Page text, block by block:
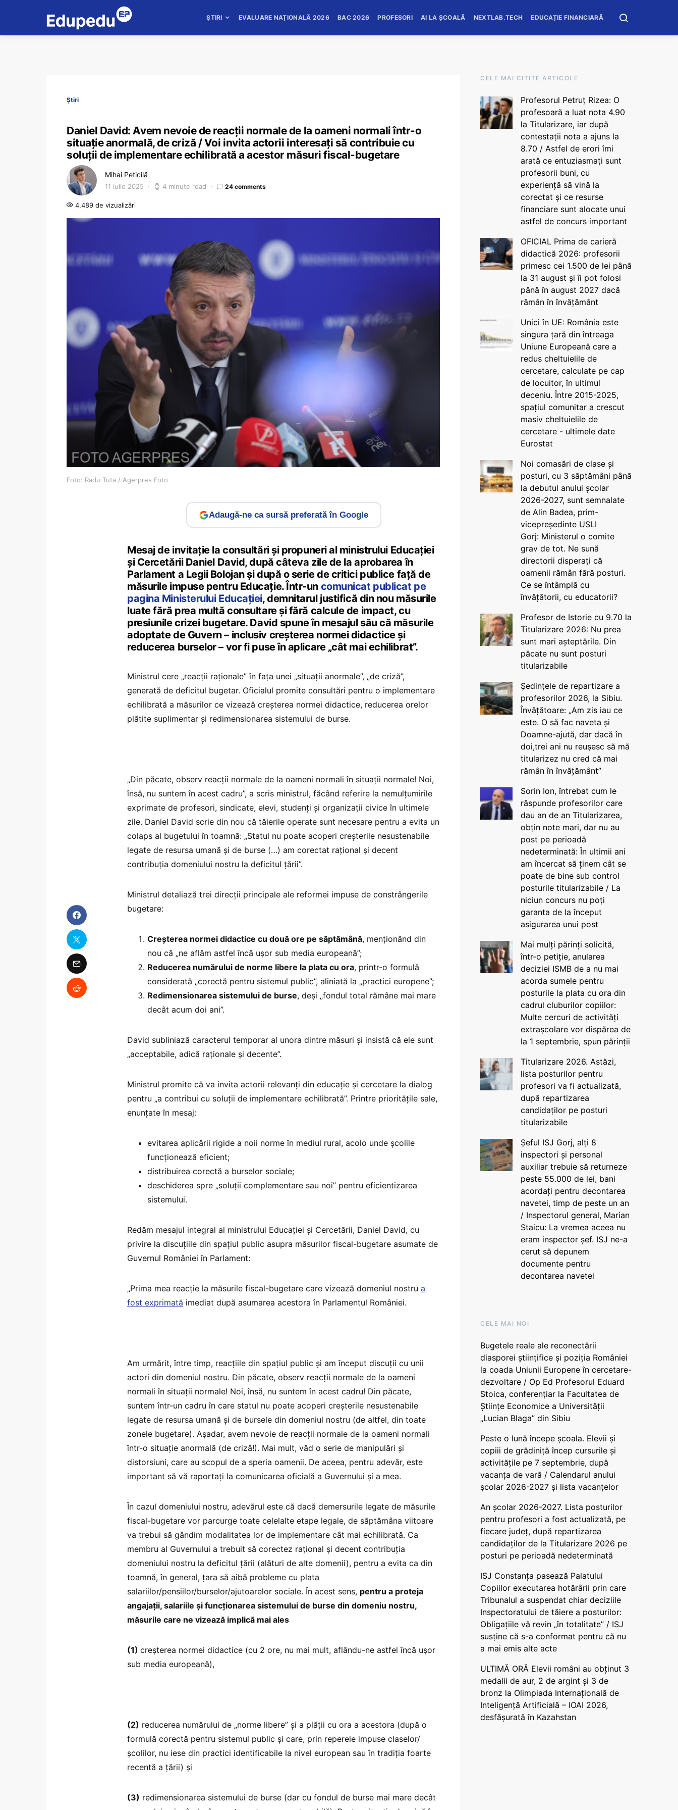
ȘTIRI EVALUARE NAȚIONALĂ 2026 BAC 2026 PROFESORI AI LA ȘCOALĂ NEXTLAB.TECH EDUCAȚIE FINANCIARĂ
Știri
Daniel David: Avem nevoie de reacții normale de la oameni normali într-o
situație anormală, de criză / Voi invita actorii interesați să contribuie cu
soluții de implementare echilibrată a acestor măsuri fiscal-bugetare
Mihai Peticilă
11 iulie 2025 4 minute read 24 comments
4.489 de vizualizări
Foto: Radu Tuta / Agerpres Foto
Adaugă-ne ca sursă preferată în Google
Mesaj de invitație la consultări și propuneri al ministrului Educației
și Cercetării Daniel David, după câteva zile de la aprobarea în
Parlament a Legii Bolojan și după o serie de critici publice față de
măsurile impuse pentru Educație. Într-un comunicat publicat pe
pagina Ministerului Educației, demnitarul justifică din nou măsurile
luate fără prea multă consultare și fără calcule de impact, cu
presiunile crizei bugetare. David spune în mesajul său că măsurile
adoptate de Guvern – inclusiv creșterea normei didactice și
reducerea burselor – vor fi puse în aplicare „cât mai echilibrat”.
Ministrul cere „reacții raționale” în fața unei „situații anormale”, „de criză”,
generată de deficitul bugetar. Oficialul promite consultări pentru o implementare
echilibrată a măsurilor ce vizează creșterea normei didactice, reducerea orelor
plătite suplimentar și redimensionarea sistemului de burse.
„Din păcate, observ reacții normale de la oameni normali în situații normale! Noi,
însă, nu suntem în acest cadru”, a scris ministrul, făcând referire la nemulțumirile
exprimate de profesori, sindicate, elevi, studenți și organizații civice în ultimele
zile. Daniel David scrie din nou că tăierile operate sunt necesare pentru a evita un
colaps al bugetului în toamnă: „Statul nu poate acoperi creșterile nesustenabile
legate de resursa umană și de burse (…) am corectat rațional și decent
contribuția domeniului nostru la deficitul țării”.
Ministrul detaliază trei direcții principale ale reformei impuse de constrângerile
bugetare:
Creșterea normei didactice cu două ore pe săptămână, menționând din
nou că „ne aflăm astfel încă ușor sub media europeană”;
Reducerea numărului de norme libere la plata cu ora, printr-o formulă
considerată „corectă pentru sistemul public”, aliniată la „practici europene”;
Redimensionarea sistemului de burse, deși „fondul total rămâne mai mare
decât acum doi ani”.
David subliniază caracterul temporar al unora dintre măsuri și insistă că ele sunt
„acceptabile, adică raționale și decente”.
Ministrul promite că va invita actorii relevanți din educație și cercetare la dialog
pentru „a contribui cu soluții de implementare echilibrată”. Printre prioritățile sale,
enunțate în mesaj:
evitarea aplicării rigide a noii norme în mediul rural, acolo unde școlile
funcționează eficient;
distribuirea corectă a burselor sociale;
deschiderea spre „soluții complementare sau noi” pentru eficientizarea
sistemului.
Redăm mesajul integral al ministrului Educației și Cercetării, Daniel David, cu
privire la discuțiile din spațiul public asupra măsurilor fiscal-bugetare asumate de
Guvernul României în Parlament:
„Prima mea reacție la măsurile fiscal-bugetare care vizează domeniul nostru a
fost exprimată imediat după asumarea acestora în Parlamentul României.
Am urmărit, între timp, reacțiile din spațiul public și am început discuții cu unii
actori din domeniul nostru. Din păcate, observ reacții normale de la oameni
normali în situații normale! Noi, însă, nu suntem în acest cadru! Din păcate,
suntem într-un cadru în care statul nu poate acoperi creșterile nesustenabile
legate de resursa umană și de bursele din domeniul nostru (de altfel, din toate
zonele bugetare). Așadar, avem nevoie de reacții normale de la oameni normali
într-o situație anormală (de criză!). Mai mult, văd o serie de manipulări și
distorsiuni, care au scopul de a speria oamenii. De aceea, pentru adevăr, este
important să vă raportați la comunicarea oficială a Guvernului și a mea.
În cazul domeniului nostru, adevărul este că dacă demersurile legate de măsurile
fiscal-bugetare vor parcurge toate celelalte etape legale, de săptămâna viitoare
va trebui să gândim modalitatea lor de implementare cât mai echilibrată. Ca
membru al Guvernului a trebuit să corectez rațional și decent contribuția
domeniului nostru la deficitul țării (alături de alte domenii), pentru a evita ca din
toamnă, în general, țara să aibă probleme cu plata
salariilor/pensiilor/burselor/ajutoarelor sociale. În acest sens, pentru a proteja
angajații, salariile și funcționarea sistemului de burse din domeniu nostru,
măsurile care ne vizează implică mai ales
(1) creșterea normei didactice (cu 2 ore, nu mai mult, aflându-ne astfel încă ușor
sub media europeană),
(2) reducerea numărului de „norme libere” și a plății cu ora a acestora (după o
formulă corectă pentru sistemul public și care, prin reperele impuse claselor/
școlilor, nu iese din practici identificabile la nivel european sau în tradiția foarte
recentă a țării) și
(3) redimensionarea sistemului de burse (dar cu fondul de burse mai mare decât
CELE MAI CITITE ARTICOLE
Profesorul Petruț Rizea: O
profesoară a luat nota 4.90
la Titularizare, iar după
contestații nota a ajuns la
8.70 / Astfel de erori îmi
arată ce entuziasmați sunt
profesorii buni, cu
experiență să vină la
corectat și ce resurse
financiare sunt alocate unui
astfel de concurs important
OFICIAL Prima de carieră
didactică 2026: profesorii
primesc cei 1.500 de lei până
la 31 august și îi pot folosi
până în august 2027 dacă
rămân în învățământ
Unici în UE: România este
singura țară din întreaga
Uniune Europeană care a
redus cheltuielile de
cercetare, calculate pe cap
de locuitor, în ultimul
deceniu. Între 2015-2025,
spațiul comunitar a crescut
masiv cheltuielile de
cercetare - ultimele date
Eurostat
Noi comasări de clase și
posturi, cu 3 săptămâni până
la debutul anului școlar
2026-2027, sunt semnalate
de Alin Badea, prim-
vicepreședinte USLI
Gorj: Ministerul o comite
grav de tot. Ne sună
directorii disperați că
oamenii rămân fără posturi.
Ce se întâmplă cu
învățătorii, cu educatorii?
Profesor de Istorie cu 9.70 la
Titularizare 2026: Nu prea
sunt mari așteptările. Din
păcate nu sunt posturi
titularizabile
Ședințele de repartizare a
profesorilor 2026, la Sibiu.
Învățătoare: „Am zis iau ce
este. O să fac naveta și
Doamne-ajută, dar dacă în
doi,trei ani nu reușesc să mă
titularizez nu cred că mai
rămân în învățământ”
Sorin Ion, întrebat cum le
răspunde profesorilor care
dau an de an Titularizarea,
obțin note mari, dar nu au
post pe perioadă
nedeterminată: În ultimii ani
am încercat să ținem cât se
poate de bine sub control
posturile titularizabile / La
niciun concurs nu poți
garanta de la început
asigurarea unui post
Mai mulți părinți solicită,
într-o petiție, anularea
deciziei ISMB de a nu mai
acorda sumele pentru
posturile la plata cu ora din
cadrul cluburilor copiilor:
Multe cercuri de activități
extrașcolare vor dispărea de
la 1 septembrie, spun părinții
Titularizare 2026. Astăzi,
lista posturilor pentru
profesori va fi actualizată,
după repartizarea
candidaților pe posturi
titularizabile
Șeful ISJ Gorj, alți 8
inspectori și personal
auxiliar trebuie să returneze
peste 55.000 de lei, bani
acordați pentru decontarea
navetei, timp de peste un an
/ Inspectorul general, Marian
Staicu: La vremea aceea nu
eram inspector șef. ISJ ne-a
cerut să depunem
documente pentru
decontarea navetei
CELE MAI NOI
Bugetele reale ale reconectării
diasporei științifice și poziția României
la coada Uniunii Europene în cercetare-
dezvoltare / Op Ed Profesorul Eduard
Stoica, conferențiar la Facultatea de
Științe Economice a Universității
„Lucian Blaga” din Sibiu
Peste o lună începe școala. Elevii și
copiii de grădiniță încep cursurile și
activitățile pe 7 septembrie, după
vacanța de vară / Calendarul anului
școlar 2026-2027 și lista vacanțelor
An școlar 2026-2027. Lista posturilor
pentru profesori a fost actualizată, pe
fiecare județ, după repartizarea
candidaților de la Titularizare 2026 pe
posturi pe perioadă nedeterminată
ISJ Constanța pasează Palatului
Copiilor executarea hotărârii prin care
Tribunalul a suspendat chiar deciziile
Inspectoratului de tăiere a posturilor:
Obligațiile vă revin „în totalitate” / ISJ
susține că s-a conformat pentru că nu
a mai emis alte acte
ULTIMĂ ORĂ Elevii români au obținut 3
medalii de aur, 2 de argint și 3 de
bronz la Olimpiada Internațională de
Inteligență Artificială – IOAI 2026,
desfășurată în Kazahstan